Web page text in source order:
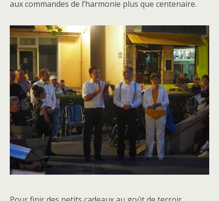
aux commandes de l’harmonie plus que centenaire.